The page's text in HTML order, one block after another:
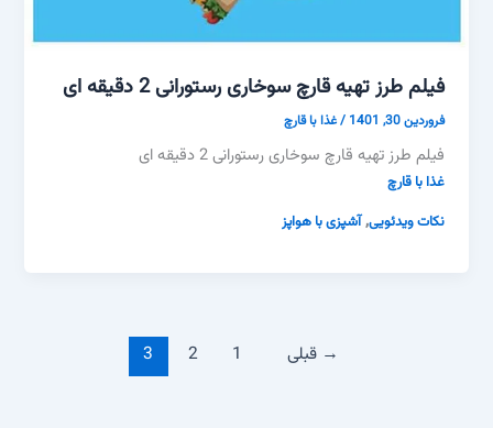
فیلم طرز تهیه قارچ سوخاری رستورانی 2 دقیقه ای
فروردین 30, 1401 /غذا با قارچ
فیلم طرز تهیه قارچ سوخاری رستورانی 2 دقیقه ای
غذا با قارچ
نکات ویدئویی,آشپزی با هواپز
→ قبلی 1
2
3